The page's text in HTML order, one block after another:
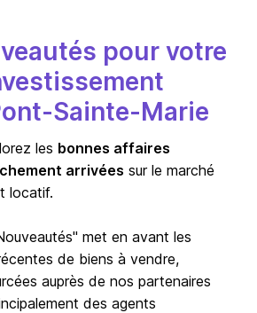
pour votre
Sainte-Marie
les bonnes affaires
arrivées sur le marché
locatif.
met en avant les
de biens à vendre,
auprès de nos partenaires
des agents